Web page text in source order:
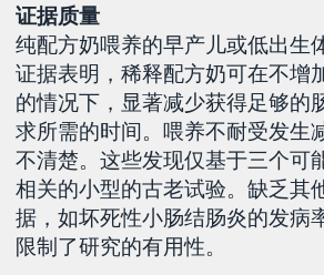
证据质量
纯配方奶喂养的早产儿或低出生
证据表明，稀释配方奶可在不增
的情况下，显著减少获得足够的
求所需的时间。喂养不耐受发生
不清楚。这些发现仅基于三个可
相关的小型的古老试验。缺乏其
据，如坏死性小肠结肠炎的发病
限制了研究的有用性。